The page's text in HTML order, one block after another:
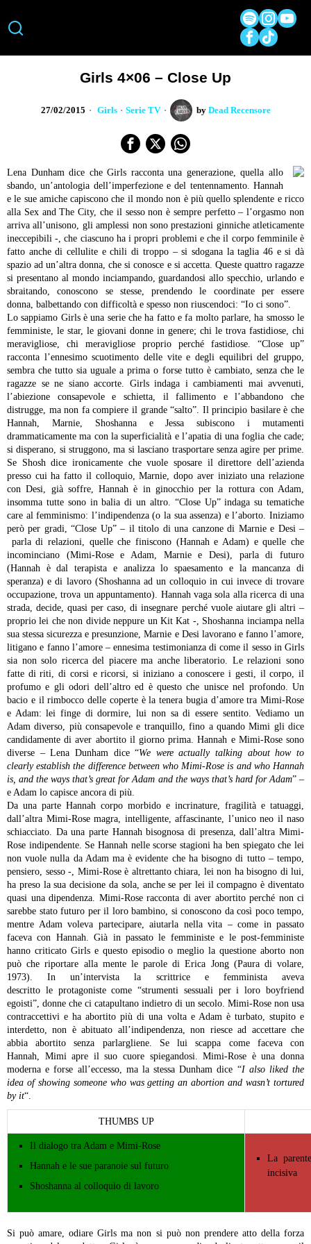
Girls 4×06 – Close Up
27/02/2015 Girls · Serie TV by Dead Recensore
Lena Dunham dice che Girls racconta una generazione, quella allo
sbando, un’antologia dell’imperfezione e del tentennamento. Hannah
e le sue amiche capiscono che il mondo non è più quello splendente e ricco
alla Sex and The City, che il sesso non è sempre perfetto – l’orgasmo non
arriva all’unisono, gli amplessi non sono prestazioni ginniche atleticamente
ineccepibili -, che ciascuno ha i propri problemi e che il corpo femminile è
fatto anche di cellulite e chili di troppo – si sdogana la taglia 46 e si dà
spazio ad un’altra donna, che si conosce e si accetta. Queste quattro ragazze
si presentano al mondo inciampando, guardandosi allo specchio, urlando e
sbraitando, conoscono se stesse, prendendo le coordinate per essere
donna, balbettando con difficoltà e spesso non riuscendoci: “Io ci sono”.
Lo sappiamo Girls è una serie che ha fatto e fa molto parlare, ha smosso le
femministe, le star, le giovani donne in genere; chi le trova fastidiose, chi
meravigliose, chi meravigliose proprio perché fastidiose. “Close up”
racconta l’ennesimo scuotimento delle vite e degli equilibri del gruppo,
sembra che tutto sia uguale a prima o forse tutto è cambiato, senza che le
ragazze se ne siano accorte. Girls indaga i cambiamenti mai avvenuti,
l’abiezione consapevole e schietta, il fallimento e l’abbandono che
distrugge, ma non fa compiere il grande “salto”. Il principio basilare è che
Hannah, Marnie, Shoshanna e Jessa subiscono i mutamenti
drammaticamente ma con la superficialità e l’apatia di una foglia che cade;
si disperano, si struggono, ma si lasciano trasportare senza agire per prime.
Se Shosh dice ironicamente che vuole sposare il direttore dell’azienda
presso cui ha fatto il colloquio, Marnie, dopo aver iniziato una relazione
con Desi, già soffre, Hannah è in ginocchio per la rottura con Adam,
insomma tutte sono in balia di un altro. “Close Up” indaga su tematiche
care al femminismo: l’indipendenza (o la sua assenza) e l’aborto. Iniziamo
però per gradi, “Close Up” – il titolo di una canzone di Marnie e Desi –
parla di relazioni, quelle che finiscono (Hannah e Adam) e quelle che
incominciano (Mimi-Rose e Adam, Marnie e Desi), parla di futuro
(Hannah è dal terapista e analizza lo spaesamento e la mancanza di
speranza) e di lavoro (Shoshanna ad un colloquio in cui invece di trovare
occupazione, trova un appuntamento). Hannah vaga sola alla ricerca di una
strada, decide, quasi per caso, di insegnare perché vuole aiutare gli altri –
proprio lei che non divide neppure un Kit Kat -, Shoshanna inciampa nella
sua stessa sicurezza e presunzione, Marnie e Desi lavorano e fanno l’amore,
litigano e fanno l’amore – ennesima testimonianza di come il sesso in Girls
sia non solo ricerca del piacere ma anche liberatorio. Le relazioni sono
fatte di riti, di corsi e ricorsi, si iniziano a conoscere i gesti, il corpo, il
profumo e gli odori dell’altro ed è questo che unisce nel profondo. Un
bacio e il rimbocco delle coperte è la tenera bugia d’amore tra Mimi-Rose
e Adam: lei finge di dormire, lui non sa di essere sentito. Vediamo un
Adam diverso, più consapevole e tranquillo, fino a quando Mimi gli dice
candidamente di aver abortito il giorno prima. Hannah e Mimi-Rose sono
diverse – Lena Dunham dice “We were actually talking about how to
clearly establish the difference between who Mimi-Rose is and who Hannah
is, and the ways that’s great for Adam and the ways that’s hard for Adam” –
e Adam lo capisce ancora di più.
Da una parte Hannah corpo morbido e incrinature, fragilità e tatuaggi,
dall’altra Mimi-Rose magra, intelligente, affascinante, l’unico neo il naso
schiacciato. Da una parte Hannah bisognosa di presenza, dall’altra Mimi-
Rose indipendente. Se Hannah nelle scorse stagioni ha ben spiegato che lei
non vuole nulla da Adam ma è evidente che ha bisogno di tutto – tempo,
pensiero, sesso -, Mimi-Rose è altrettanto chiara, lei non ha bisogno di lui,
ha preso la sua decisione da sola, anche se per lei il compagno è diventato
quasi una dipendenza. Mimi-Rose racconta di aver abortito perché non ci
sarebbe stato futuro per il loro bambino, si conoscono da così poco tempo,
mentre Adam voleva partecipare, aiutarla nella vita – come in passato
faceva con Hannah. Già in passato le femministe e le post-femministe
hanno criticato Girls e questo episodio o meglio la questione aborto non
può che riportare alla mente le parole di Erica Jong (Paura di volare,
1973). In un’intervista la scrittrice e femminista aveva
descritto le protagoniste come “strumenti sessuali per i loro boyfriend
egoisti”, donne che ci catapultano indietro di un secolo. Mimi-Rose non usa
contraccettivi e ha abortito più di una volta e Adam è turbato, stupito e
interdetto, non è abituato all’indipendenza, non riesce ad accettare che
abbia abortito senza parlargliene. Se lui scappa come faceva con
Hannah, Mimi apre il suo cuore spiegandosi. Mimi-Rose è una donna
moderna e forse all’eccesso, ma la stessa Dunham dice “I also liked the
idea of showing someone who was getting an abortion and wasn’t tortured
by it“.
THUMBS UP
Il dialogo tra Adam e Mimi-Rose
Hannah e le sue paranoie sul futuro
Shoshanna al colloquio di lavoro
La
incisiva
Si può amare, odiare Girls ma non si può non prendere atto della forza